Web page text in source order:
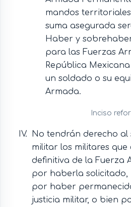
mandos
suma asegurada
Haber y
para las Fuerzas
República
un soldado o su
Armada.
Inciso
No tendrán derecho al
militar los militares que
definitiva de la Fuerza
por haberla solicitado,
por haber
justicia militar, o bien